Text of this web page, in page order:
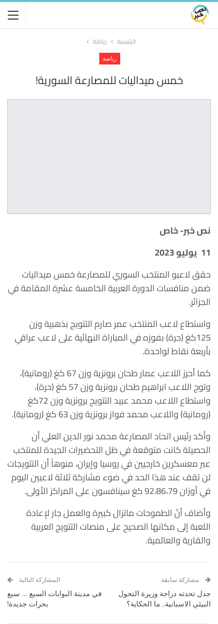
الرئيسية رياضة
رياضة
خمس ميداليات للمصارعة السورية!
نص خبر- خاص
11 يوليو 2023
حقق لاعبو المنتخب السوري للمصارعة خمس ميداليات
ضمن منافسات الدورة العربية الخامسة عشرة المقامة في
الجزائر.
واستطاع لاعب المنتخب عمر صارم التتويج بذهبية وزن
125كغ (حرة) بفوزه في المباراة النهائية على لاعب عراقي
بأربعة نقاط لواحدة.
كما أحرز اللاعب عمار طحان برونزية وزن 67 كغ (رومانية)،
وتوج اللاعب ابراهيم طحان برونزية وزن 57 كغ (حرة)،
واستطاع اللاعب محمد عبيد التتويج برونزية وزن 72كغ
(رومانية) واللاعب محمد فواز برونزية وزن 63 كغ (رومانية).
وأكد رئيس اتحاد المصارعة محمد نور الدين العلي أن
الحصيلة كانت متوقعة في ظل التحضيرات الجيدة للمنتخب
عبر معسكرين خارجيين في روسيا وإيران، منوهاً أن التتويجات
لن تقف عند هذا الحد في ضوء مشاركة ثلاثة لاعبين اليوم
في أوزان 92،86،79 كغ سينافسون على المراكز الأولى.
وأضاف أنّ الطموحات ماتزال كبيرة والعمل جار لإعادة
اللعبة إلى مكانها الصحيح على منصات التتويج العربية
والقارية والعالمية.
مشاركة سابقة
جدل تحدثه دراجة وزيرة التحول
البيئي الاسبانية.. ما الحكاية؟
المشاركة التالية
في مدينة البوابات السبع … سبع
بحرات جديدة!